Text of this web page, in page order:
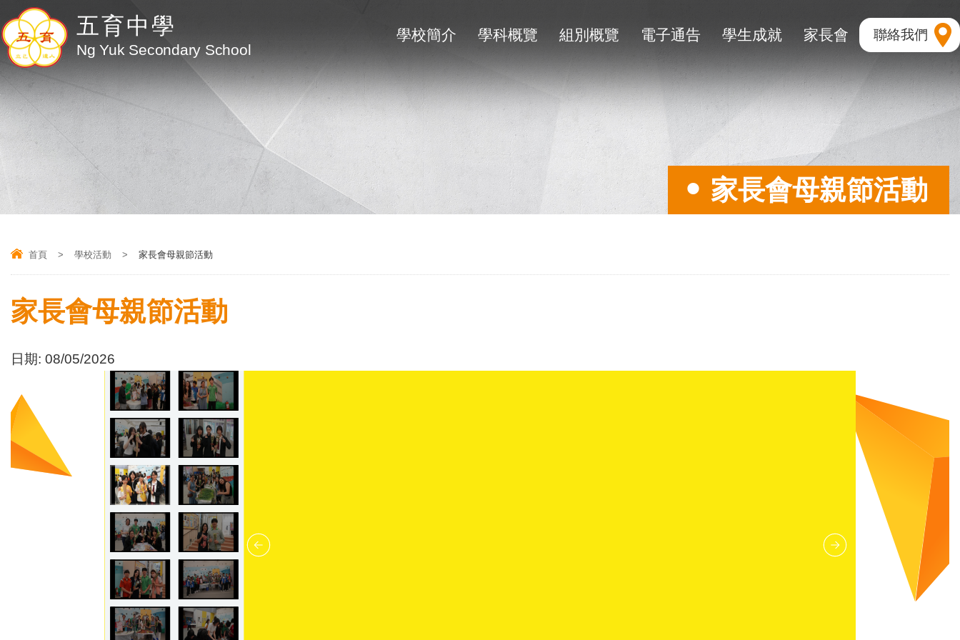
五育中學
Ng Yuk Secondary School
聯絡我們
學校簡介 學科概覽 組別概覽 電子通告 學生成就 家長會
家長會母親節活動
首頁 > 學校活動 > 家長會母親節活動
家長會母親節活動
日期: 08/05/2026